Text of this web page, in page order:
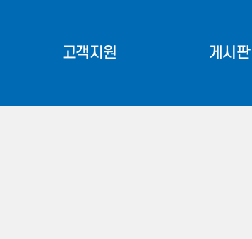
고객지원
게시판